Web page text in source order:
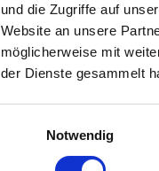
und die Zugriffe auf
Website an unsere
möglicherweise mit
der Dienste gesammelt
Notwendig